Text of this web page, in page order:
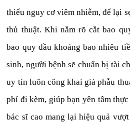
thiểu nguy cơ viêm nhiễm, để lại
thủ thuật. Khi nắm rõ cắt bao
bao quy đầu khoảng bao nhiêu
sinh, người bệnh sẽ chuẩn bị tài
uy tín luôn công khai giá phẫu
phí đi kèm, giúp bạn yên tâm
bác sĩ cao mang lại hiệu quả